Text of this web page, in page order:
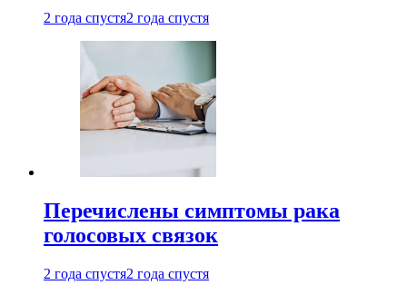
2 года спустя2 года спустя
Перечислены симптомы рака
голосовых связок
2 года спустя2 года спустя